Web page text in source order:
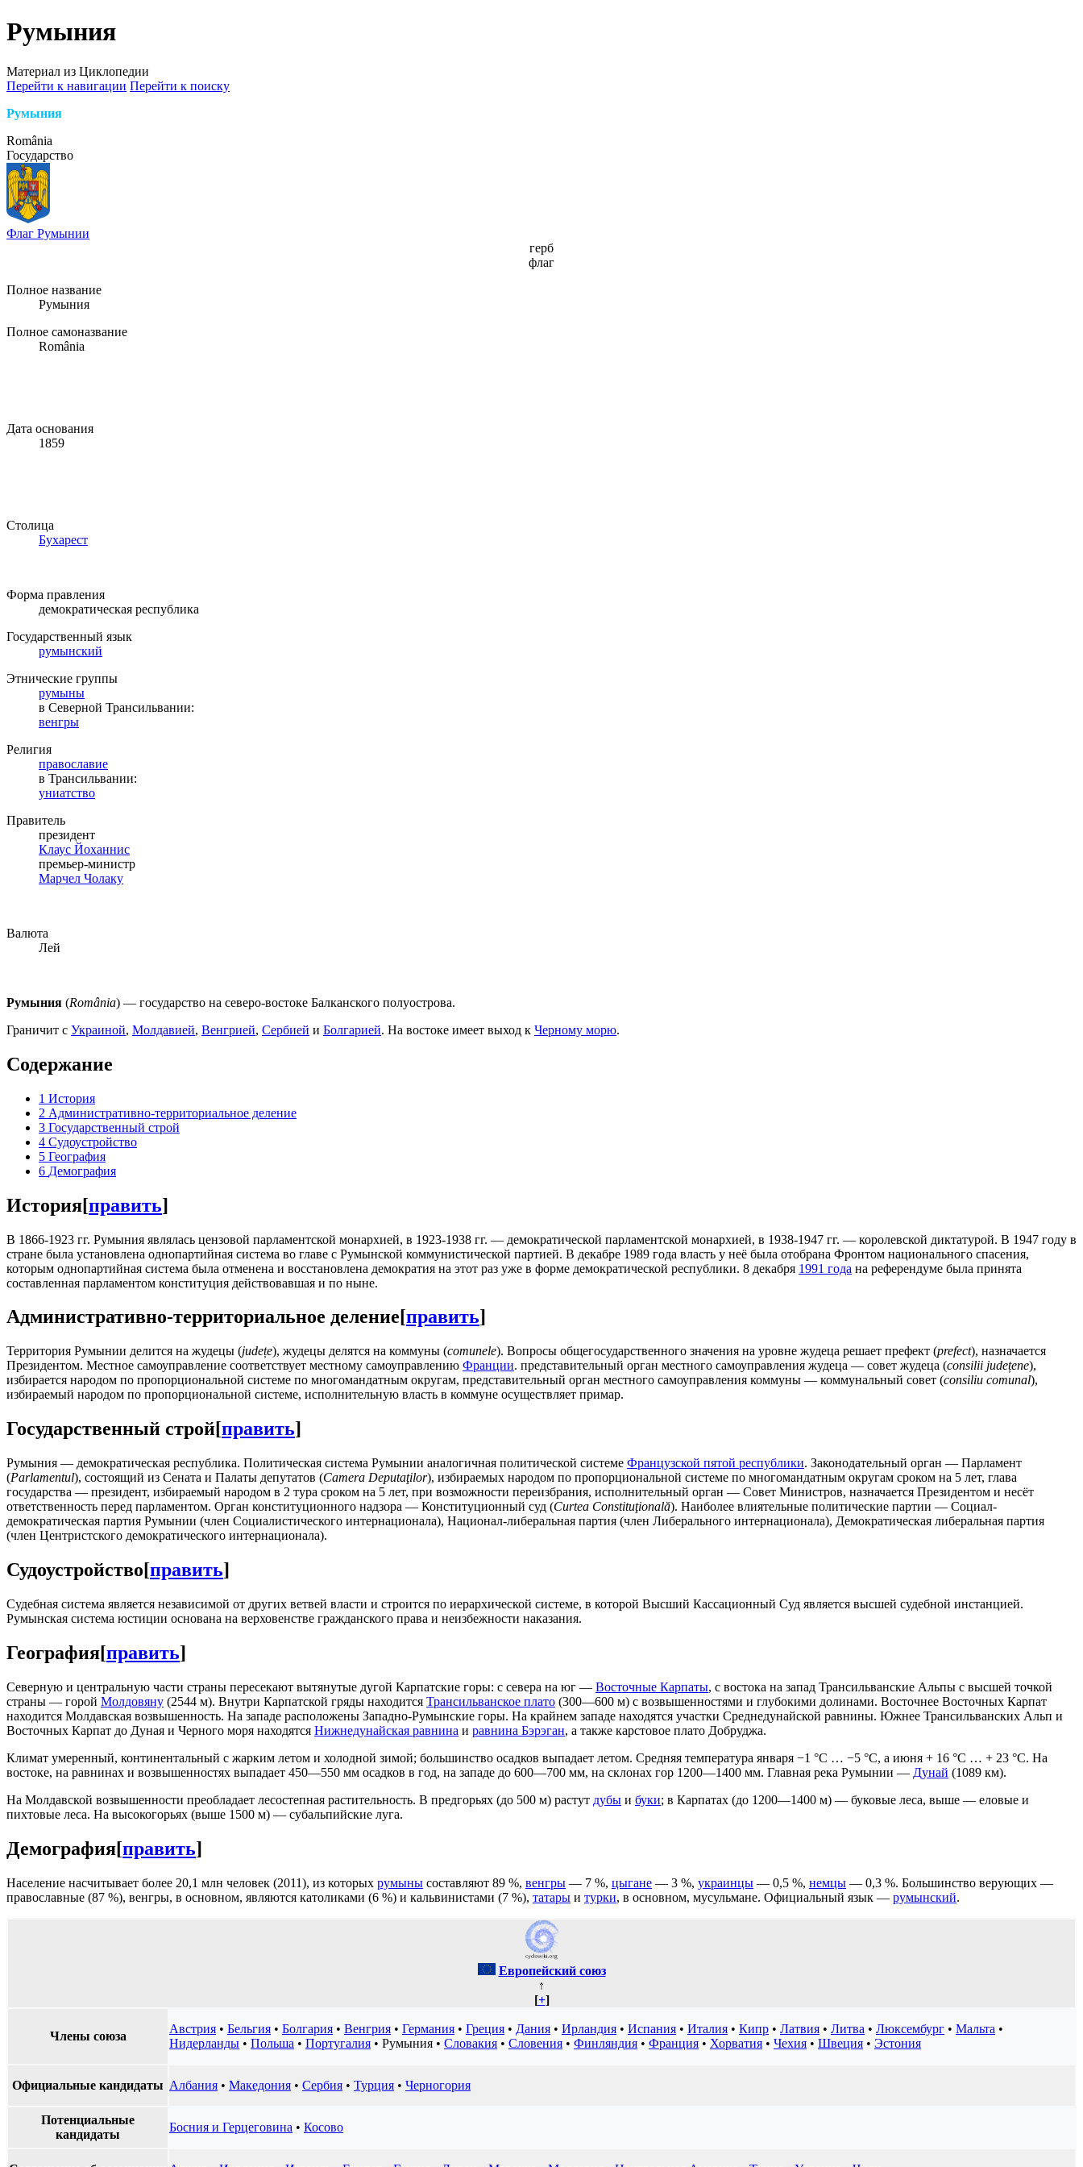
Румыния
Материал из Циклопедии
Перейти к навигации Перейти к поиску
Румыния
România
Государство
Флаг Румынии
герб
флаг
Полное название
Румыния
Полное самоназвание
România
Дата основания
1859
Столица
Бухарест
Форма правления
демократическая республика
Государственный язык
румынский
Этнические группы
румыны
в Северной Трансильвании:
венгры
Религия
православие
в Трансильвании:
униатство
Правитель
президент
Клаус Йоханнис
премьер-министр
Марчел Чолаку
Валюта
Лей
Румыния (România) — государство на северо-востоке Балканского полуострова.
Граничит с Украиной, Молдавией, Венгрией, Сербией и Болгарией. На востоке имеет выход к Черному морю.
Содержание
1 История
2 Административно-территориальное деление
3 Государственный строй
4 Судоустройство
5 География
6 Демография
История[править]
В 1866-1923 гг. Румыния являлась цензовой парламентской монархией, в 1923-1938 гг. — демократической парламентской монархией, в 1938-1947 гг. — королевской диктатурой. В 1947 году в
стране была установлена однопартийная система во главе с Румынской коммунистической партией. В декабре 1989 года власть у неё была отобрана Фронтом национального спасения,
которым однопартийная система была отменена и восстановлена демократия на этот раз уже в форме демократической республики. 8 декабря 1991 года на референдуме была принята
составленная парламентом конституция действовавшая и по ныне.
Административно-территориальное деление[править]
Территория Румынии делится на жудецы (județe), жудецы делятся на коммуны (comunele). Вопросы общегосударственного значения на уровне жудеца решает префект (prefect), назначается
Президентом. Местное самоуправление соответствует местному самоуправлению Франции. представительный орган местного самоуправления жудеца — совет жудеца (consilii județene),
избирается народом по пропорциональной системе по многомандатным округам, представительный орган местного самоуправления коммуны — коммунальный совет (consiliu comunal),
избираемый народом по пропорциональной системе, исполнительную власть в коммуне осуществляет примар.
Государственный строй[править]
Румыния — демократическая республика. Политическая система Румынии аналогичная политической системе Французской пятой республики. Законодательный орган — Парламент
(Parlamentul), состоящий из Сената и Палаты депутатов (Camera Deputaţilor), избираемых народом по пропорциональной системе по многомандатным округам сроком на 5 лет, глава
государства — президент, избираемый народом в 2 тура сроком на 5 лет, при возможности переизбрания, исполнительный орган — Совет Министров, назначается Президентом и несёт
ответственность перед парламентом. Орган конституционного надзора — Конституционный суд (Curtea Constituţională). Наиболее влиятельные политические партии — Социал-
демократическая партия Румынии (член Социалистического интернационала), Национал-либеральная партия (член Либерального интернационала), Демократическая либеральная партия
(член Центристского демократического интернационала).
Судоустройство[править]
Судебная система является независимой от других ветвей власти и строится по иерархической системе, в которой Высший Кассационный Суд является высшей судебной инстанцией.
Румынская система юстиции основана на верховенстве гражданского права и неизбежности наказания.
География[править]
Северную и центральную части страны пересекают вытянутые дугой Карпатские горы: с севера на юг — Восточные Карпаты, с востока на запад Трансильванские Альпы с высшей точкой
страны — горой Молдовяну (2544 м). Внутри Карпатской гряды находится Трансильванское плато (300—600 м) с возвышенностями и глубокими долинами. Восточнее Восточных Карпат
находится Молдавская возвышенность. На западе расположены Западно-Румынские горы. На крайнем западе находятся участки Среднедунайской равнины. Южнее Трансильванских Альп и
Восточных Карпат до Дуная и Черного моря находятся Нижнедунайская равнина и равнина Бэрэган, а также карстовое плато Добруджа.
Климат умеренный, континентальный с жарким летом и холодной зимой; большинство осадков выпадает летом. Средняя температура января −1 °С … −5 °С, а июня + 16 °С … + 23 °С. На
востоке, на равнинах и возвышенностях выпадает 450—550 мм осадков в год, на западе до 600—700 мм, на склонах гор 1200—1400 мм. Главная река Румынии — Дунай (1089 км).
На Молдавской возвышенности преобладает лесостепная растительность. В предгорьях (до 500 м) растут дубы и буки; в Карпатах (до 1200—1400 м) — буковые леса, выше — еловые и
пихтовые леса. На высокогорьях (выше 1500 м) — субальпийские луга.
Демография[править]
Население насчитывает более 20,1 млн человек (2011), из которых румыны составляют 89 %, венгры — 7 %, цыгане — 3 %, украинцы — 0,5 %, немцы — 0,3 %. Большинство верующих —
православные (87 %), венгры, в основном, являются католиками (6 %) и кальвинистами (7 %), татары и турки, в основном, мусульмане. Официальный язык — румынский.
Европейский союз
↑
[+]
Члены союза
Австрия • Бельгия • Болгария • Венгрия • Германия • Греция • Дания • Ирландия • Испания • Италия • Кипр • Латвия • Литва • Люксембург • Мальта •
Нидерланды • Польша • Португалия • Румыния • Словакия • Словения • Финляндия • Франция • Хорватия • Чехия • Швеция • Эстония
Официальные кандидаты Албания • Македония • Сербия • Турция • Черногория
Потенциальные
кандидаты
Босния и Герцеговина • Косово